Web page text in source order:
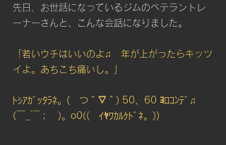
Cardio（有酸素運動）
プライオメトリック（瞬発力強化）
集中処理能力強化
先日、お世話になっているジムのベテラントレ
ーナーさんと、こんな会話になりました。
「若いウチはいいのよ♫　年が上がったらキッツ
イよ。あちこち痛いし。」
ﾄｼｱｶﾞｯﾀﾗﾈ。(　つ＾▽＾) 50、60 ﾖﾛｺﾝﾃﾞ♫
(￣_￣；　)。o0((　ｲﾔﾜｶﾙｹﾄﾞﾈ。))